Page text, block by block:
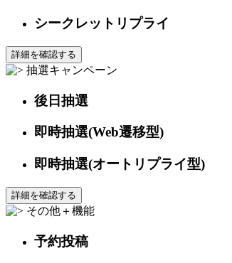
シークレットリプライ
詳細を確認する
抽選キャンペーン
後日抽選
即時抽選(Web遷移型)
即時抽選(オートリプライ型)
詳細を確認する
その他＋機能
予約投稿